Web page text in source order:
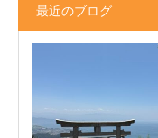
最近のブログ